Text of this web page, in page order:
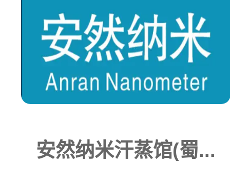
安然纳米汗蒸馆(蜀...